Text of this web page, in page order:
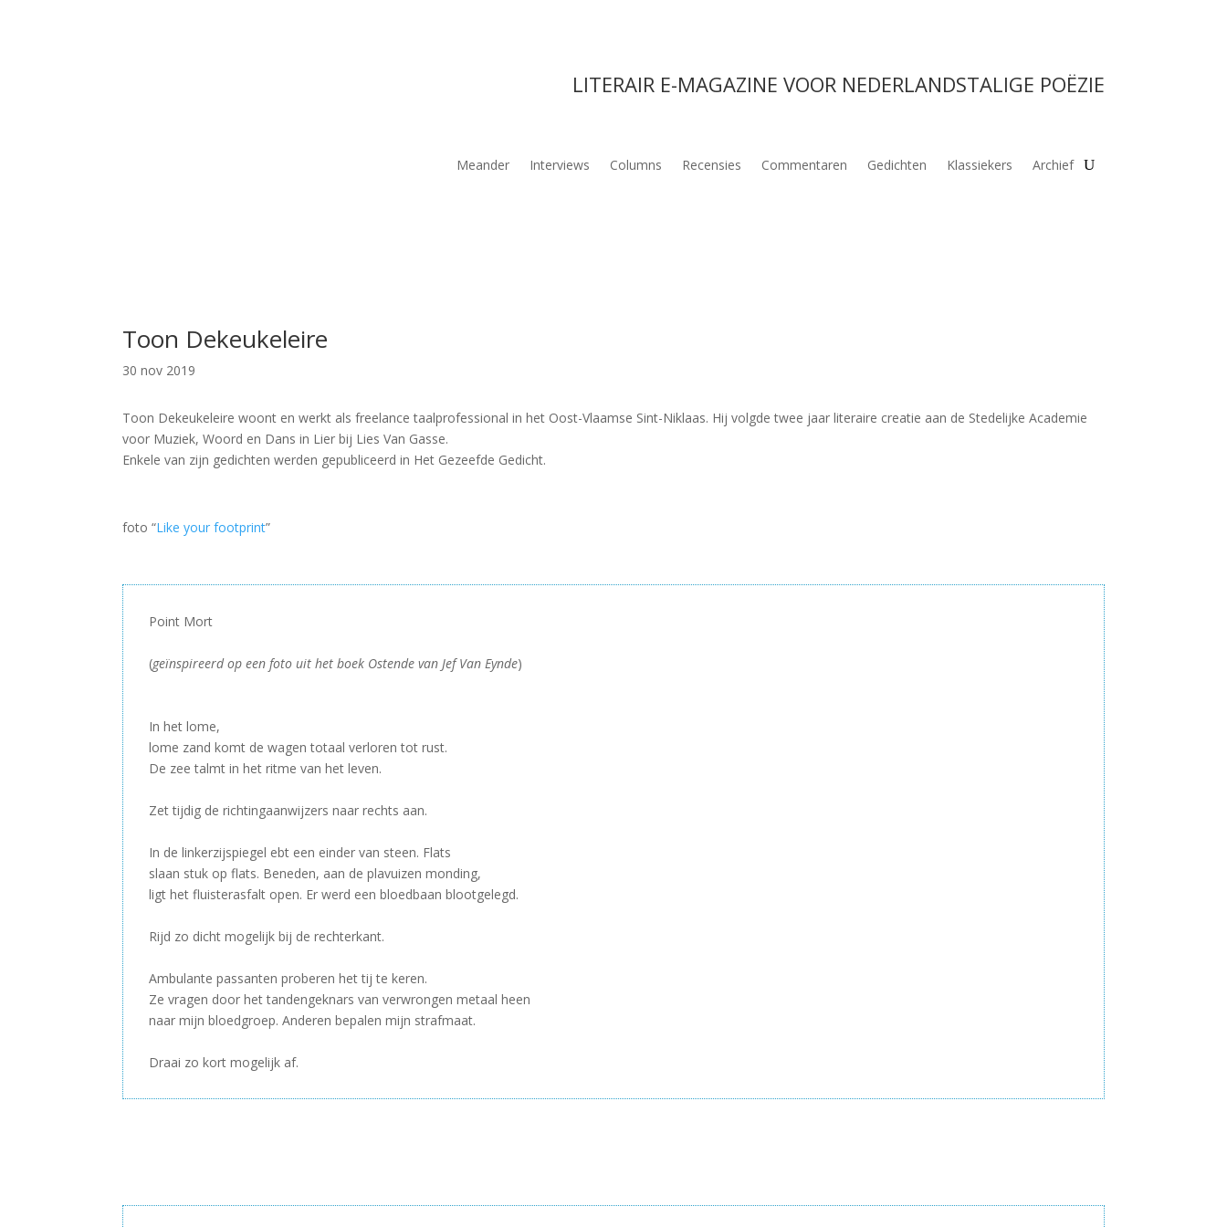
LITERAIR E-MAGAZINE VOOR NEDERLANDSTALIGE POËZIE
Meander Interviews Columns Recensies Commentaren Gedichten Klassiekers Archief
Toon Dekeukeleire
30 nov 2019
Toon Dekeukeleire woont en werkt als freelance taalprofessional in het Oost-Vlaamse Sint-Niklaas. Hij volgde twee jaar literaire creatie aan de Stedelijke Academie
voor Muziek, Woord en Dans in Lier bij Lies Van Gasse.
Enkele van zijn gedichten werden gepubliceerd in Het Gezeefde Gedicht.
foto “Like your footprint”
Point Mort
(geïnspireerd op een foto uit het boek Ostende van Jef Van Eynde)
In het lome,
lome zand komt de wagen totaal verloren tot rust.
De zee talmt in het ritme van het leven.
Zet tijdig de richtingaanwijzers naar rechts aan.
In de linkerzijspiegel ebt een einder van steen. Flats
slaan stuk op flats. Beneden, aan de plavuizen monding,
ligt het fluisterasfalt open. Er werd een bloedbaan blootgelegd.
Rijd zo dicht mogelijk bij de rechterkant.
Ambulante passanten proberen het tij te keren.
Ze vragen door het tandengeknars van verwrongen metaal heen
naar mijn bloedgroep. Anderen bepalen mijn strafmaat.
Draai zo kort mogelijk af.